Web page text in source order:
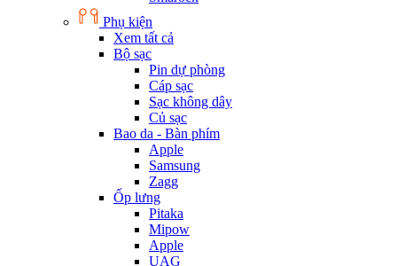
Phụ kiện
Xem tất cả
Bộ sạc
Pin dự phòng
Cáp sạc
Sạc không dây
Củ sạc
Bao da - Bàn phím
Apple
Samsung
Zagg
Ốp lưng
Pitaka
Mipow
Apple
UAG